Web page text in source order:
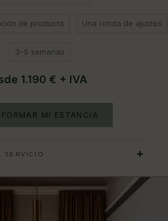
de producto Una ronda de ajustes
3–5 semanas
1.190 € + IVA
MI ESTANCIA
SERVICIO